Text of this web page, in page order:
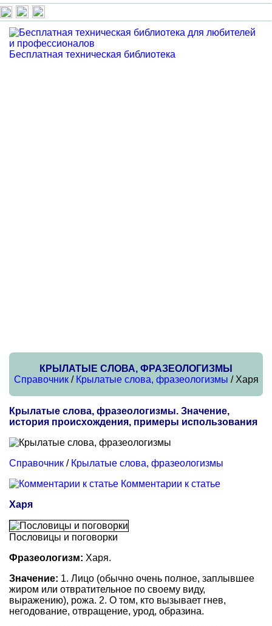
Бесплатная техническая библиотека
КРЫЛАТЫЕ СЛОВА, ФРАЗЕОЛОГИЗМЫ
Справочник/ Крылатые слова, фразеологизмы / Харя
Крылатые слова, фразеологизмы. Значение,
история происхождения, примеры использования
Справочник / Крылатые слова, фразеологизмы
Комментарии к статье
Харя
Пословицы и поговорки
Фразеологизм: Харя.
Значение: 1. Лицо (обычно очень полное, заплывшее
жиром или отвратительное по своему виду,
выражению), рожа. 2. О том, кто вызывает гнев,
негодование, отвращение, урод, образина.